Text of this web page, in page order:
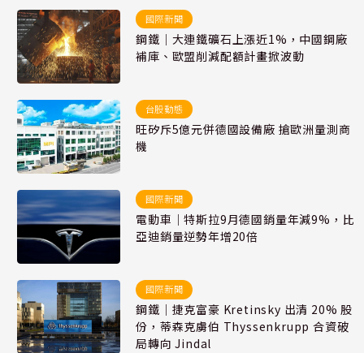
國際新聞
鋼鐵｜大連鐵礦石上漲近1%，中國鋼廠
補庫、歐盟削減配額計畫掀波動
台股動態
旺矽斥5億元併德國設備廠 搶歐洲量測商
機
國際新聞
電動車｜特斯拉9月德國銷量年減9%，比
亞迪銷量逆勢年增20倍
國際新聞
鋼鐵｜捷克富豪 Kretinsky 出清 20% 股
份，蒂森克虜伯 Thyssenkrupp 合資破
局轉向 Jindal